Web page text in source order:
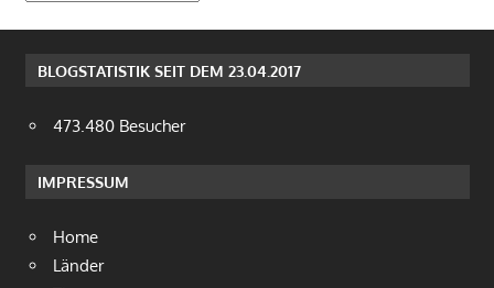
BLOGSTATISTIK SEIT DEM 23.04.2017
473.480 Besucher
IMPRESSUM
Home
Länder